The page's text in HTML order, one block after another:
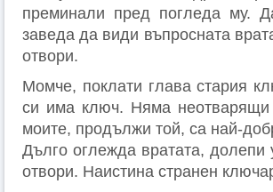
преминали пред погледа му.
заведа да види въпросната
отвори.
Момче, поклати глава стария
си има ключ. Няма
моите, продължи той, са най-
Дълго оглежда вратата,
отвори. Наистина странен